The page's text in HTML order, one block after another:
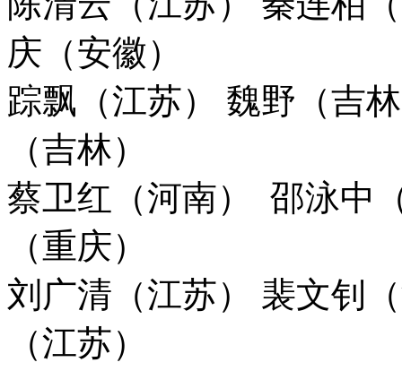
庆（安徽）
踪飘（江苏） 魏野（吉
（吉林）
蔡卫红（河南） 邵泳中
（重庆）
刘广清（江苏） 裴文钊
（江苏）